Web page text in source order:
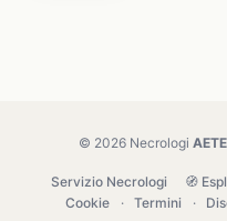
© 2026 Necrologi
Servizio Necrologi 🧭
Cookie
· Termini ·